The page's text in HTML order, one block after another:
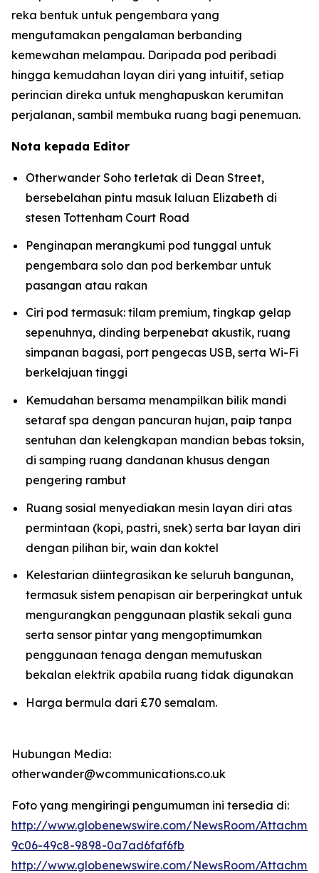
reka bentuk untuk pengembara yang
mengutamakan pengalaman berbanding
kemewahan melampau. Daripada pod peribadi
hingga kemudahan layan diri yang intuitif, setiap
perincian direka untuk menghapuskan kerumitan
perjalanan, sambil membuka ruang bagi penemuan.
Nota kepada Editor
Otherwander Soho terletak di Dean Street,
bersebelahan pintu masuk laluan Elizabeth di
stesen Tottenham Court Road
Penginapan merangkumi pod tunggal untuk
pengembara solo dan pod berkembar untuk
pasangan atau rakan
Ciri pod termasuk: tilam premium, tingkap gelap
sepenuhnya, dinding berpenebat akustik, ruang
simpanan bagasi, port pengecas USB, serta Wi-Fi
berkelajuan tinggi
Kemudahan bersama menampilkan bilik mandi
setaraf spa dengan pancuran hujan, paip tanpa
sentuhan dan kelengkapan mandian bebas toksin,
di samping ruang dandanan khusus dengan
pengering rambut
Ruang sosial menyediakan mesin layan diri atas
permintaan (kopi, pastri, snek) serta bar layan diri
dengan pilihan bir, wain dan koktel
Kelestarian diintegrasikan ke seluruh bangunan,
termasuk sistem penapisan air berperingkat untuk
mengurangkan penggunaan plastik sekali guna
serta sensor pintar yang mengoptimumkan
penggunaan tenaga dengan memutuskan
bekalan elektrik apabila ruang tidak digunakan
Harga bermula dari £70 semalam.
Hubungan Media:
otherwander@wcommunications.co.uk
Foto yang mengiringi pengumuman ini tersedia di:
http://www.globenewswire.com/NewsRoom/
9c06-49c8-9898-0a7ad6faf6fb
http://www.globenewswire.com/NewsRoom/